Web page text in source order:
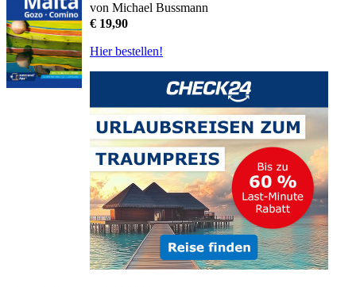
von Michael Bussmann
€ 19,90
Hier bestellen!